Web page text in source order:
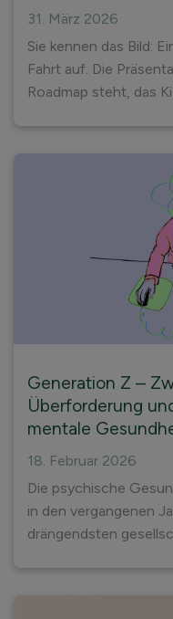
31. März 2026
Sie kennen das Bild:
Fahrt auf. Die
Roadmap steht, das
Generation Z –
Überforderung
mentale
18. Februar 2026
Die psychische
in den vergangenen
drängendsten